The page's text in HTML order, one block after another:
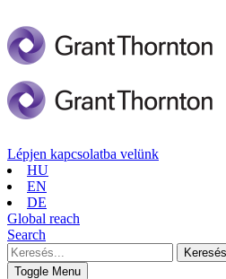
Lépjen kapcsolatba velünk
HU
EN
DE
Global reach
Search
Toggle Menu